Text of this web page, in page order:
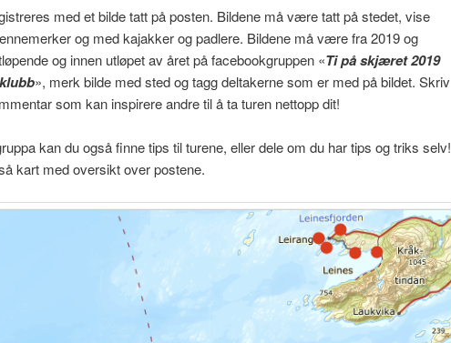
med et bilde tatt på posten. Bildene må være tatt på stedet, vise
og med kajakker og padlere. Bildene må være fra 2019 og
og innen utløpet av året på facebookgruppen «Ti på skjæret 2019
», merk bilde med sted og tagg deltakerne som er med på bildet. Skriv
som kan inspirere andre til å ta turen nettopp dit!
kan du også finne tips til turene, eller dele om du har tips og triks selv!
kart med oversikt over postene.